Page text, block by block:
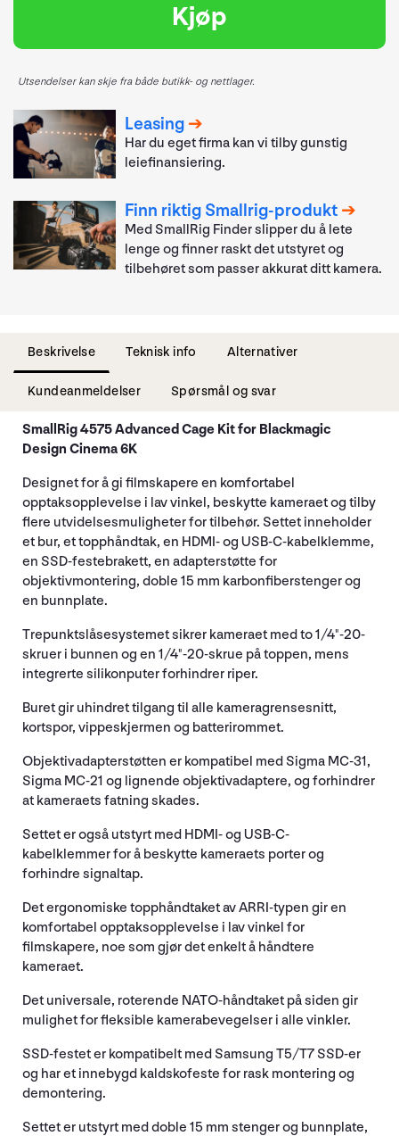
Kjøp
Utsendelser kan skje fra både butikk- og nettlager.
Leasing
Har du eget firma kan vi tilby gunstig
leiefinansiering.
Finn riktig Smallrig-produkt
Med SmallRig Finder slipper du å lete
lenge og finner raskt det utstyret og
tilbehøret som passer akkurat ditt kamera.
Beskrivelse Teknisk info Alternativer
Kundeanmeldelser Spørsmål og svar
SmallRig 4575 Advanced Cage Kit for Blackmagic
Design Cinema 6K
Designet for å gi filmskapere en komfortabel
opptaksopplevelse i lav vinkel, beskytte kameraet og tilby
flere utvidelsesmuligheter for tilbehør. Settet inneholder
et bur, et topphåndtak, en HDMI- og USB-C-kabelklemme,
en SSD-festebrakett, en adapterstøtte for
objektivmontering, doble 15 mm karbonfiberstenger og
en bunnplate.
Trepunktslåsesystemet sikrer kameraet med to 1/4"-20-
skruer i bunnen og en 1/4"-20-skrue på toppen, mens
integrerte silikonputer forhindrer riper.
Buret gir uhindret tilgang til alle kameragrensesnitt,
kortspor, vippeskjermen og batterirommet.
Objektivadapterstøtten er kompatibel med Sigma MC-31,
Sigma MC-21 og lignende objektivadaptere, og forhindrer
at kameraets fatning skades.
Settet er også utstyrt med HDMI- og USB-C-
kabelklemmer for å beskytte kameraets porter og
forhindre signaltap.
Det ergonomiske topphåndtaket av ARRI-typen gir en
komfortabel opptaksopplevelse i lav vinkel for
filmskapere, noe som gjør det enkelt å håndtere
kameraet.
Det universale, roterende NATO-håndtaket på siden gir
mulighet for fleksible kamerabevegelser i alle vinkler.
SSD-festet er kompatibelt med Samsung T5/T7 SSD-er
og har et innebygd kaldskofeste for rask montering og
demontering.
Settet er utstyrt med doble 15 mm stenger og bunnplate,